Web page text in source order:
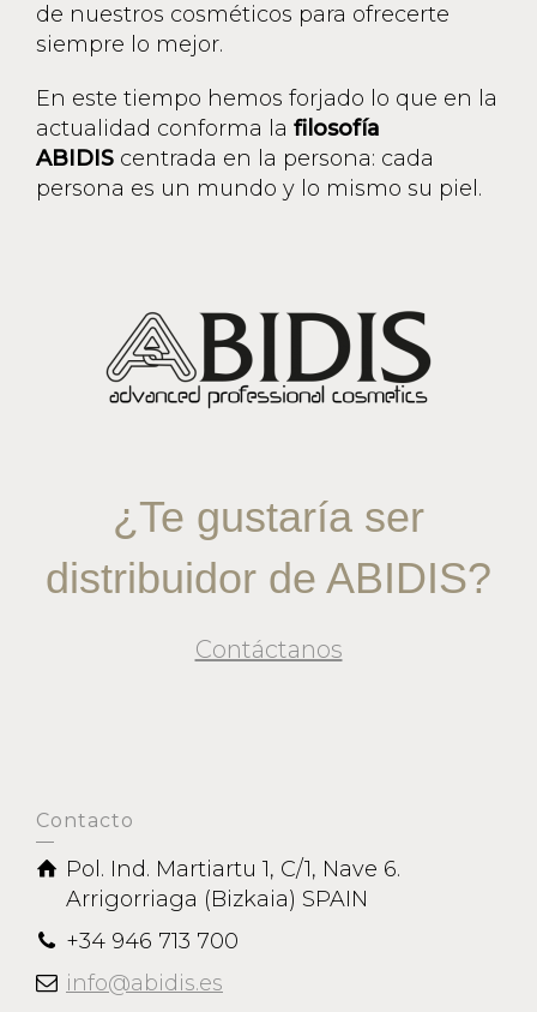
de nuestros cosméticos para ofrecerte
siempre lo mejor.
En este tiempo hemos forjado lo que en la
actualidad conforma la filosofía
ABIDIS centrada en la persona: cada
persona es un mundo y lo mismo su piel.
¿Te gustaría ser
distribuidor de ABIDIS?
Contáctanos
Contacto
Pol. Ind. Martiartu 1, C/1, Nave 6.
Arrigorriaga (Bizkaia) SPAIN
+34 946 713 700
info@abidis.es